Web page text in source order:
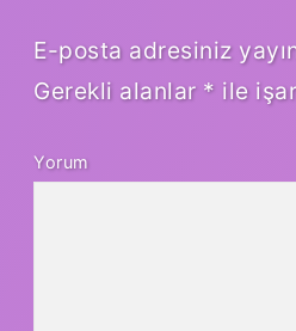
E-posta adresiniz
Gerekli alanlar * ile
Yorum